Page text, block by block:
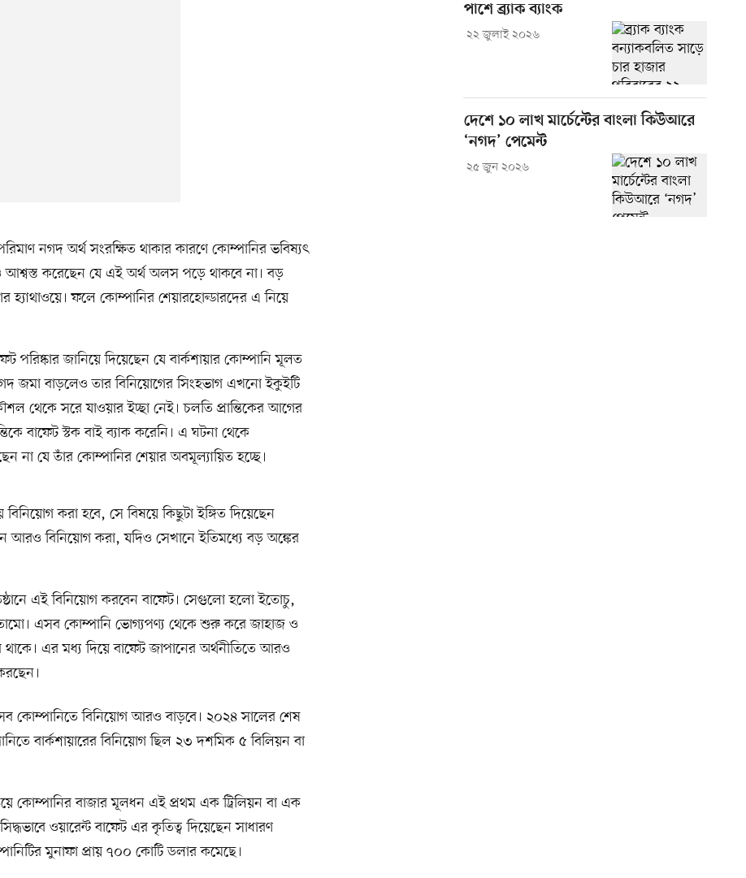
নগদ অর্থ সংরক্ষিত থাকার কারণে কোম্পানির ভবিষ্যৎ
আশ্বস্ত করেছেন যে এই অর্থ অলস পড়ে থাকবে না। বড়
হ্যাথাওয়ে। ফলে কোম্পানির শেয়ারহোল্ডারদের এ নিয়ে
পরিষ্কার জানিয়ে দিয়েছেন যে বার্কশায়ার কোম্পানি মূলত
জমা বাড়লেও তার বিনিয়োগের সিংহভাগ এখনো ইকুইটি
থেকে সরে যাওয়ার ইচ্ছা নেই। চলতি প্রান্তিকের আগের
বাফেট স্টক বাই ব্যাক করেনি। এ ঘটনা থেকে
না যে তাঁর কোম্পানির শেয়ার অবমূল্যায়িত হচ্ছে।
করা হবে, সে বিষয়ে কিছুটা ইঙ্গিত দিয়েছেন
আরও বিনিয়োগ করা, যদিও সেখানে ইতিমধ্যে বড় অঙ্কের
এই বিনিয়োগ করবেন বাফেট। সেগুলো হলো ইতোচু,
এসব কোম্পানি ভোগ্যপণ্য থেকে শুরু করে জাহাজ ও
থাকে। এর মধ্য দিয়ে বাফেট জাপানের অর্থনীতিতে আরও
কোম্পানিতে বিনিয়োগ আরও বাড়বে। ২০২৪ সালের শেষ
বার্কশায়ারের বিনিয়োগ ছিল ২৩ দশমিক ৫ বিলিয়ন বা
কোম্পানির বাজার মূলধন এই প্রথম এক ট্রিলিয়ন বা এক
ওয়ারেন্ট বাফেট এর কৃতিত্ব দিয়েছেন সাধারণ
মুনাফা প্রায় ৭০০ কোটি ডলার কমেছে।
পাশে ব্র্যাক ব্যাংক
২২ জুলাই ২০২৬
দেশে ১০ লাখ মার্চেন্টের বাংলা কিউআরে
‘নগদ’ পেমেন্ট
২৫ জুন ২০২৬